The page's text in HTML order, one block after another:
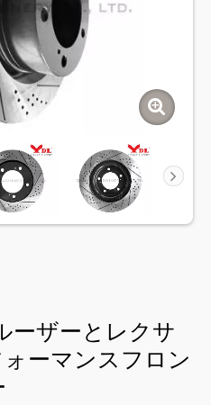
ーザーとレクサ
ーマンスフロン